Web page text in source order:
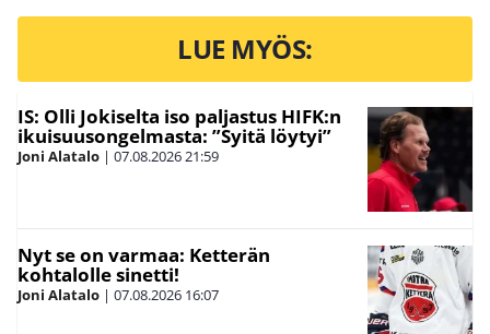
LUE MYÖS:
IS: Olli Jokiselta iso paljastus HIFK:n
ikuisuusongelmasta: ”Syitä löytyi”
Joni Alatalo | 07.08.202621:59
Nyt se on varmaa: Ketterän
kohtalolle sinetti!
Joni Alatalo | 07.08.2026 16:07